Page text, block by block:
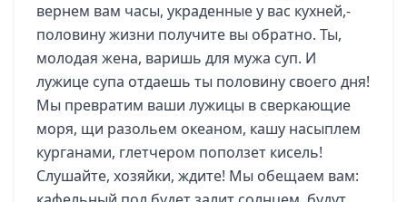
вернем вам часы, украденные у вас кухней,-
половину жизни получите вы обратно. Ты,
молодая жена, варишь для мужа суп. И
лужице супа отдаешь ты половину своего дня!
Мы превратим ваши лужицы в сверкающие
моря, щи разольем океаном, кашу насыплем
курганами, глетчером поползет кисель!
Слушайте, хозяйки, ждите! Мы обещаем вам: